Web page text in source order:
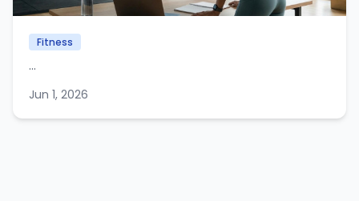
Fitness
...
Jun 1, 2026